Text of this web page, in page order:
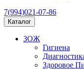
7(994)021-07-86
Каталог
ЗОЖ
Гигиена
Здоровое